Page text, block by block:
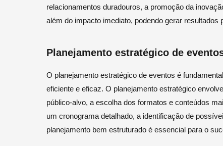
relacionamentos duradouros, a promoção da
além do impacto imediato, podendo gerar resultados
Planejamento estratégico de
O planejamento estratégico de eventos é
eficiente e eficaz. O planejamento estratégico
público-alvo, a escolha dos formatos e conteúdos
um cronograma detalhado, a identificação de
planejamento bem estruturado é essencial para o